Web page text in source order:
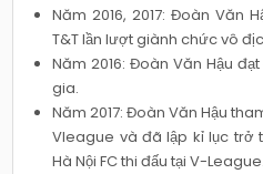
Năm 2016, 2017: Đoàn Văn
T&T lần lượt giành chức vô
Năm 2016: Đoàn Văn Hậu
gia.
Năm 2017: Đoàn Văn Hậu
Vleague và đã lập kỉ lục trở
Hà Nội FC thi đấu tại V-League.